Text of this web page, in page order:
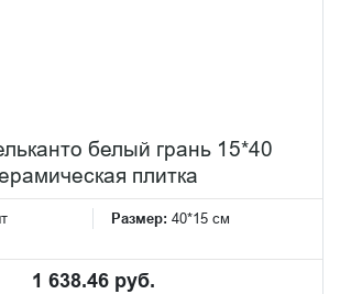
белый грань 15*40
плитка
Размер: 40*15 см
1 638.46 руб.